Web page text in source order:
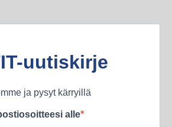
uutiskirje
ja pysyt kärryillä
alle